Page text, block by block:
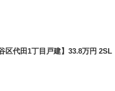
区代田1丁目戸建】33.8万円 2SL